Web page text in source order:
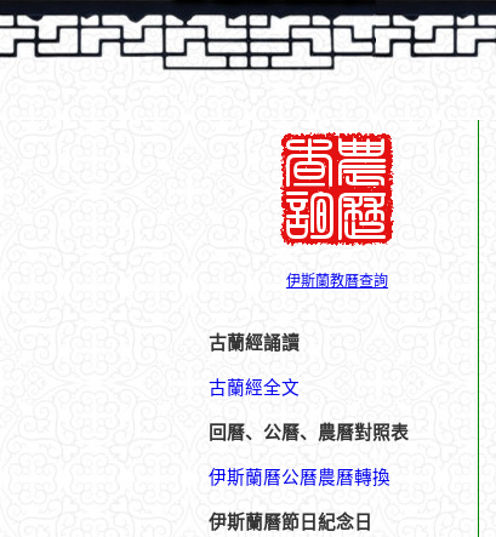
伊斯蘭教曆查詢
古蘭經誦讀
古蘭經全文
回曆、公曆、農曆對照表
伊斯蘭曆公曆農曆轉換
伊斯蘭曆節日紀念日